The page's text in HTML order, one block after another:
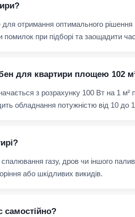
отримання оптимального
при підборі та заощадити
для квартири площею 102
з розрахунку 100 Вт на 1
обладнання потужністю від 10 до
газу, дров чи іншого
або шкідливих викидів.
самостійно?